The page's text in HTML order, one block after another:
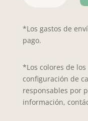
ANTIMANCHAS
cantidad
*Los gastos de
pago.
*Los colores de
configuración de
responsables por
información,